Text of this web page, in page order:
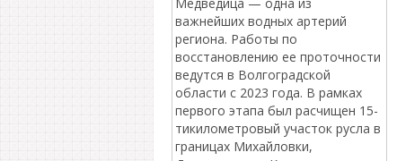
важнейших водных артерий
региона. Работы по
восстановлению ее проточности
ведутся в Волгоградской
области с 2023 года. В рамках
первого этапа был расчищен 15-
тикилометровый участок русла в
границах Михайловки,